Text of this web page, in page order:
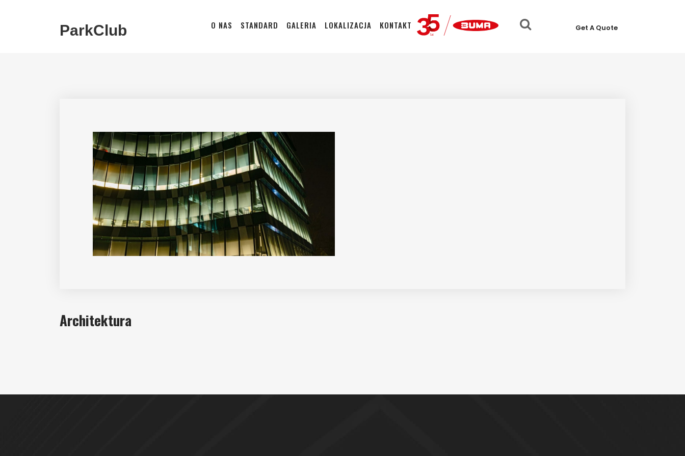
ParkClub O NAS STANDARD GALERIA LOKALIZACJA KONTAKT Get A Quote
Architektura